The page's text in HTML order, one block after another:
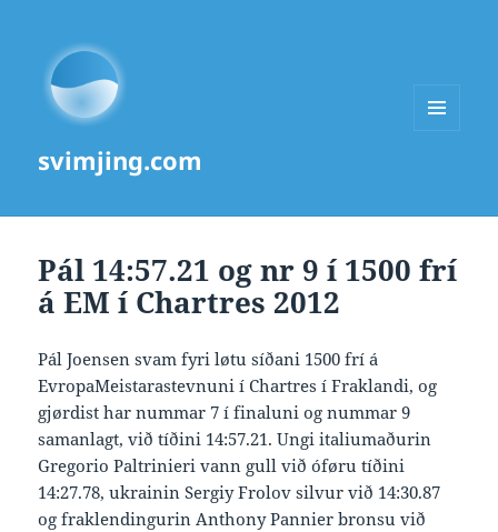
svimjing.com
Pál 14:57.21 og nr 9 í 1500 frí
á EM í Chartres 2012
Pál Joensen svam fyri løtu síðani 1500 frí á
EvropaMeistarastevnuni í Chartres í Fraklandi, og
gjørdist har nummar 7 í finaluni og nummar 9
samanlagt, við tíðini 14:57.21. Ungi italiumaðurin
Gregorio Paltrinieri vann gull við óføru tíðini
14:27.78, ukrainin Sergiy Frolov silvur við 14:30.87
og fraklendingurin Anthony Pannier bronsu við